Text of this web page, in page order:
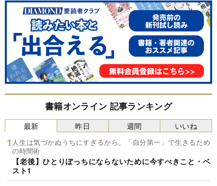
書籍オンライン 記事ランキング
最新
人生は気づかぬうちにすぎるから。「自分第一」で生きるため
の時間術
【老後】ひとりぼっちにならないために今すべきこと・ベ
スト1
昨日 週間 いいね